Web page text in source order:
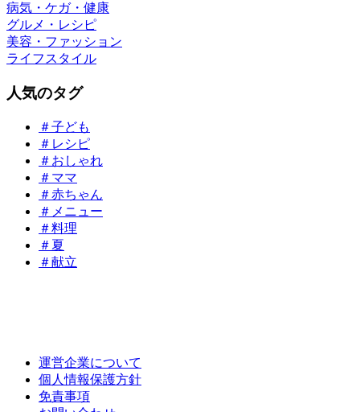
病気・ケガ・健康
グルメ・レシピ
美容・ファッション
ライフスタイル
人気のタグ
＃子ども
＃レシピ
＃おしゃれ
＃ママ
＃赤ちゃん
＃メニュー
＃料理
＃夏
＃献立
運営企業について
個人情報保護方針
免責事項